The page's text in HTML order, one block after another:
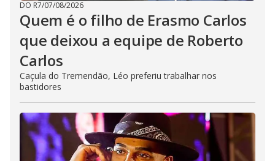
DO R7/07/08/2026
Quem é o filho de Erasmo Carlos
que deixou a equipe de Roberto
Carlos
Caçula do Tremendão, Léo preferiu trabalhar nos
bastidores